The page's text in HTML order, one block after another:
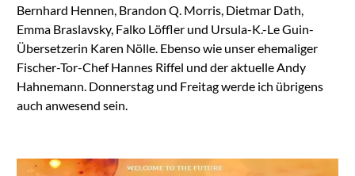
Bernhard Hennen, Brandon Q. Morris, Dietmar Dath,
Emma Braslavsky, Falko Löffler und Ursula-K.-Le Guin-
Übersetzerin Karen Nölle. Ebenso wie unser ehemaliger
Fischer-Tor-Chef Hannes Riffel und der aktuelle Andy
Hahnemann. Donnerstag und Freitag werde ich übrigens
auch anwesend sein.